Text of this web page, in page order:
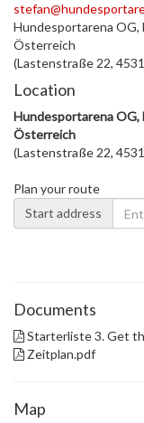
Hundesportarena OG,
Österreich
(Lastenstraße 22,
Location
Hundesportarena OG,
Österreich
(Lastenstraße 22,
Plan your route
Start address
Documents
Starterliste 3. Get
Zeitplan.pdf
Map